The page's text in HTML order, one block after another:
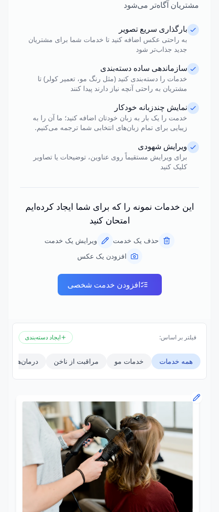
مشتریان آگاه‌تر می‌شود
بارگذاری سریع تصویر
به راحتی عکس اضافه کنید تا خدمات شما برای مشتریان
جدید جذاب‌تر شود
سازماندهی ساده دسته‌بندی
خدمات را دسته‌بندی کنید (مثل رنگ مو، تعمیر کولر) تا
مشتریان به راحتی آنچه نیاز دارند پیدا کنند
نمایش چندزبانه خودکار
خدمت را یک بار به زبان خودتان اضافه کنید؛ ما آن را به
زیبایی برای تمام زبان‌های انتخابی شما ترجمه می‌کنیم.
ویرایش شهودی
برای ویرایش مستقیماً روی عناوین، توضیحات یا تصاویر
کلیک کنید
این خدمات نمونه را که برای شما ایجاد کرده‌ایم
امتحان کنید
حذف یک خدمت
ویرایش یک خدمت
افزودن یک عکس
افزودن خدمت شخصی
فیلتر بر اساس: ایجاد دسته‌بندی
همه خدمات خدمات مو مراقبت از ناخن درمان‌های